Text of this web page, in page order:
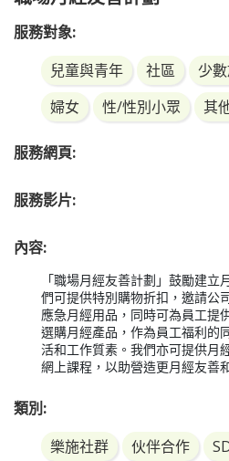
服務對象:
兒童與青年
社區 少
婦女
性/性別小眾 其
服務網頁:
服務影片:
內容:
「職場月經友善計劃」鼓勵建
們可提供特別購物折扣，邀請公
應急月經用品，同時可為員工提
選購月經產品，作為員工福利的
活和工作質素。我們亦可提供月
網上課程，以助營造更月經友善
類別:
樂施社群
伙伴合作